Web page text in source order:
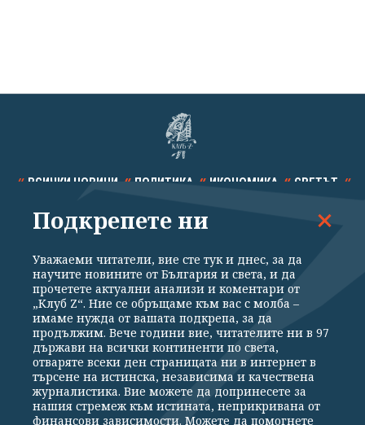
ВСИЧКИ НОВИНИ ПОЛИТИКА ИКОНОМИКА СВЕТЪТ
СПОРТ КУЛТУРА ТЕХНОЛОГИИ КАЛЕЙДОСКОП
Общи условия
Политика за поверителност
Реклама
Партньори Контакти
За Клуб Z
Екип
Подкрепете ни
Подкрепете ни
Уважаеми читатели, вие сте тук и днес, за да
научите новините от България и света, и да
прочетете актуални анализи и коментари от
„Клуб Z“. Ние се обръщаме към вас с молба –
имаме нужда от вашата подкрепа, за да
продължим. Вече години вие, читателите ни в 97
държави на всички континенти по света,
отваряте всеки ден страницата ни в интернет в
търсене на истинска, независима и качествена
журналистика. Вие можете да допринесете за
нашия стремеж към истината, неприкривана от
финансови зависимости. Можете да помогнете